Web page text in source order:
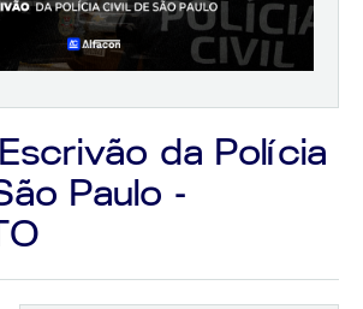
da Polícia
Paulo -